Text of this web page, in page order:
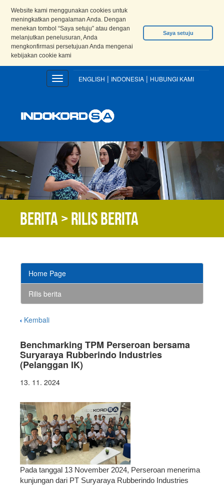
Website kami menggunakan cookies untuk
meningkatkan pengalaman Anda. Dengan
menekan tombol “Saya setuju” atau dengan
melanjutkan penelusuran, Anda
mengkonfirmasi persetujuan Anda mengenai
kebijakan cookie kami
Saya setuju
ENGLISH | INDONESIA | HUBUNGI KAMI
Toggle
navigation
Berita > Rilis berita
Home Page
Rilis berita
Kembali
Benchmarking TPM Perseroan bersama
Suryaraya Rubberindo Industries
(Pelanggan IK)
13. 11. 2024
Pada tanggal 13 November 2024, Perseroan menerima
kunjungan dari PT Suryaraya Rubberindo Industries